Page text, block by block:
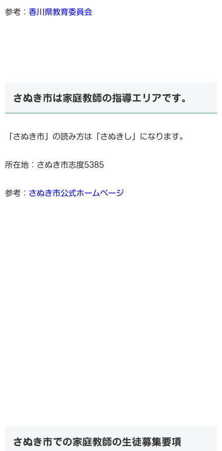
参考： 香川県教育委員会
さぬき市は家庭教師の指導エリアです。
「さぬき市」の読み方は「さぬきし」になります。
所在地：さぬき市志度5385
参考： さぬき市公式ホームページ
さぬき市での家庭教師の生徒募集要項